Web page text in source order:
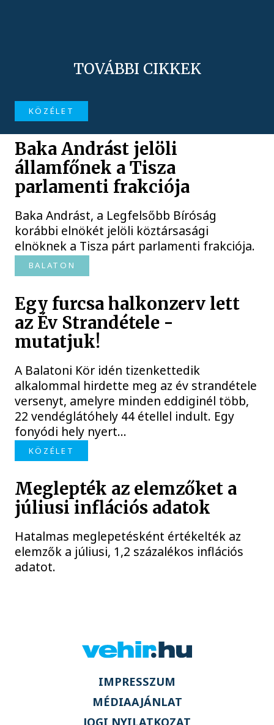
TOVÁBBI CIKKEK
KÖZÉLET
Baka Andrást jelöli
államfőnek a Tisza
parlamenti frakciója
Baka Andrást, a Legfelsőbb Bíróság
korábbi elnökét jelöli köztársasági
elnöknek a Tisza párt parlamenti frakciója.
BALATON
Egy furcsa halkonzerv lett
az Év Strandétele -
mutatjuk!
A Balatoni Kör idén tizenkettedik
alkalommal hirdette meg az év strandétele
versenyt, amelyre minden eddiginél több,
22 vendéglátóhely 44 étellel indult. Egy
fonyódi hely nyert...
KÖZÉLET
Meglepték az elemzőket a
júliusi inflációs adatok
Hatalmas meglepetésként értékelték az
elemzők a júliusi, 1,2 százalékos inflációs
adatot.
IMPRESSZUM
MÉDIAAJÁNLAT